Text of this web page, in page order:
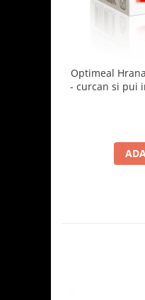
Optimeal
- curcan si pui